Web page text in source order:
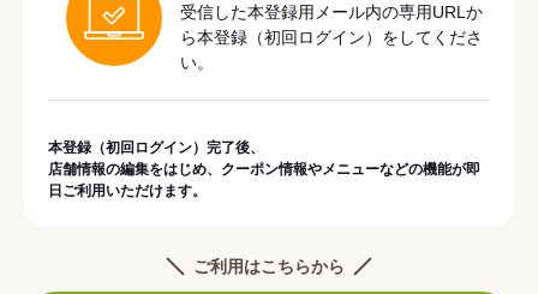
受信した本登録用メール内の専用URLか
ら本登録（初回ログイン）をしてくださ
い。
本登録（初回ログイン）完了後、
店舗情報の編集をはじめ、クーポン情報やメニューなどの機能が即
日ご利用いただけます。
ご利用はこちらから